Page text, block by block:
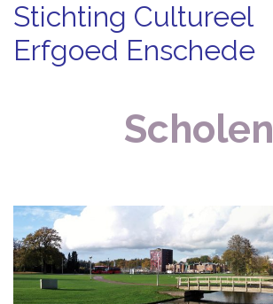
Stichting Cultureel
Erfgoed Enschede
Scholen